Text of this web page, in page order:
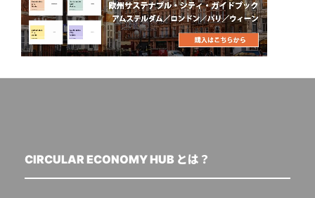
CIRCULAR ECONOMY HUB とは？